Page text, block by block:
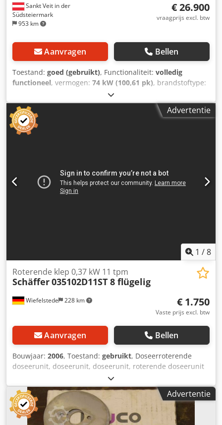
Sankt Veit in der
Südsteiermark
953 km
€ 26.900
vraagprijs excl. btw
Aanvragen Bellen
Toestand: goed (gebruikt), Functionaliteit: volledig
functioneel, vermogen: 74 kW (100,61 pk), brandstoftype:
, Bouwjaar:
bedrijfsturen:7.768 h, Uitrusting:
aanhangwagenkoppeling, cabine, extra koplampen,
vierwielaandrijving
telescooparm Bouwjaar: 2007 Volgens teller: 7.768 uur
snelwissel - alle extra hydraulische functies -
TELESCOOPARM - Cabine met verwarming, airco en radio -
Verlichtingsinstallatie - Joystickbediening - Direct inzetbaar
Advertentie
1 /8
Wiefelstede 228 km
Roterende klep 0,37 kW 11 tpm
Schäffer035102D11ST 8 flügelig
€ 1.750
Vaste prijs excl. btw
Aanvragen Bellen
Bouwjaar: 2006, Toestand: gebruikt, Doseerroterende
doseerunit, doseerunit, doseerunit, roterende doseerunit
voor schroeftransporteur, schroeftransporteur,
transportband, transporttechniek, buisvormige
schroeftransporteur -Fabrikant: Schäffer, draaiklep type
035102D11ST met aandrijving -Aandrijfmotor: SEW-
Eurodrive 0,37 kW -Toerental: 1380 / 11 rpm Chedpfxel A
Advertentie